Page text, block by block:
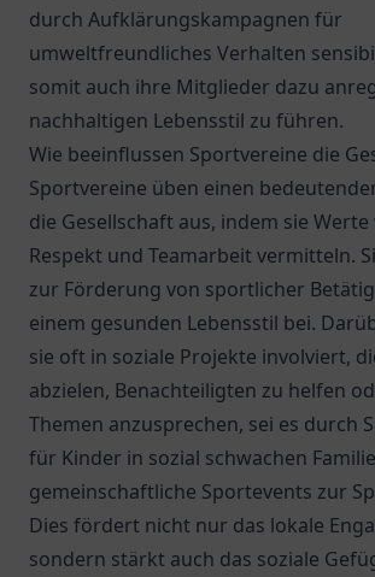
durch Aufklärungskampagnen für
umweltfreundliches Verhalten
somit auch ihre Mitglieder dazu
nachhaltigen Lebensstil zu führen.
Wie beeinflussen Sportvereine die
Sportvereine üben einen
die Gesellschaft aus, indem sie Werte
Respekt und Teamarbeit vermitteln.
zur Förderung von sportlicher
einem gesunden Lebensstil bei.
sie oft in soziale Projekte involviert,
abzielen, Benachteiligten zu helfen
Themen anzusprechen, sei es durch
für Kinder in sozial schwachen
gemeinschaftliche Sportevents zur
Dies fördert nicht nur das lokale
sondern stärkt auch das soziale